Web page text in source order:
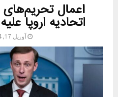
اعمال تحریم‌های
اتحادیه اروپا
آوریل 17, 2024